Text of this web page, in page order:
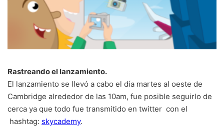
Rastreando el lanzamiento.
El lanzamiento se llevó a cabo el día martes al oeste de
Cambridge alrededor de las 10am, fue posible seguirlo de
cerca ya que todo fue transmitido en twitter con el
hashtag: skycademy.